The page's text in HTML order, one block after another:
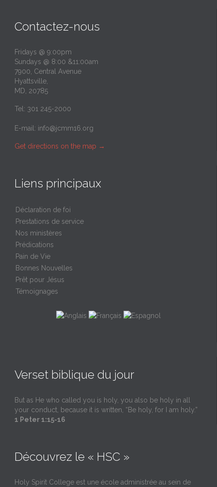
Contactez-nous
Fridays @ 9:00pm
Sundays @ 8:00 &11:00am
7900, Central Avenue
Hyattsville,
MD, 20785
Tel: 301 245-2000
E-mail: info@jcmm16.org
Get directions on the map →
Liens principaux
Déclaration de foi
Prestations de service
Nos ministères
Prédications
Pain de Vie
Bonnes Nouvelles
Prêt pour Jésus
Témoignages
Verset biblique du jour
But as He who called you is holy, you also be holy in all
your conduct, because it is written, “Be holy, for I am holy.”
1 Peter 1:15-16
Découvrez le « HSC »
Holy Spirit College est une école administrée au sein de